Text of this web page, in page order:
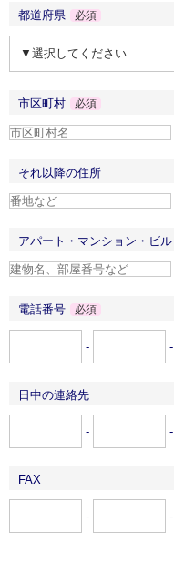
都道府県 必須
市区町村 必須
それ以降の住所
アパート・マンション・ビル
電話番号 必須
- -
日中の連絡先
- -
FAX
- -